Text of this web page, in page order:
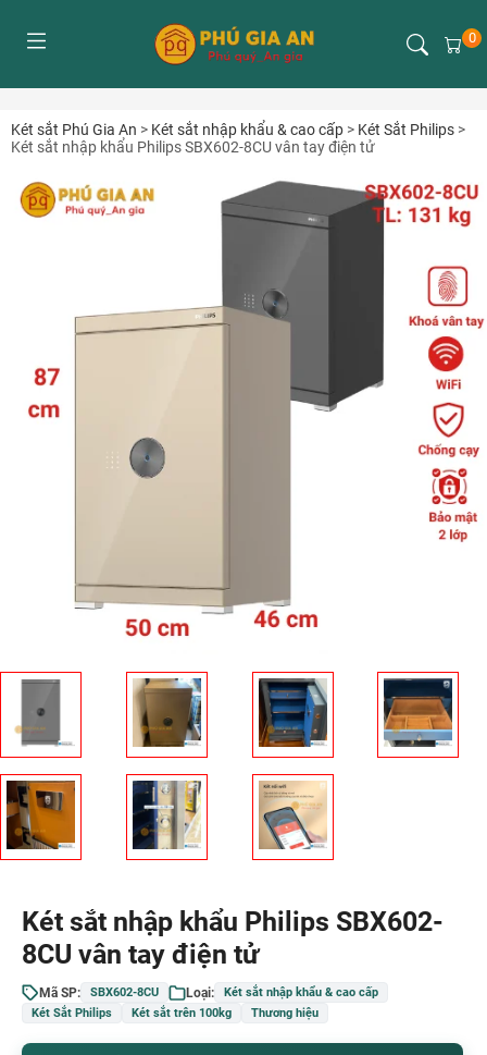
0
Két sắt Phú Gia An > Két sắt nhập khẩu & cao cấp > Két Sắt Philips >
Két sắt nhập khẩu Philips SBX602-8CU vân tay điện tử
Két sắt nhập khẩu Philips SBX602-
8CU vân tay điện tử
Mã SP: SBX602-8CU Loại:
Két sắt nhập khẩu & cao cấp
Két Sắt Philips
Két sắt trên 100kg Thương hiệu